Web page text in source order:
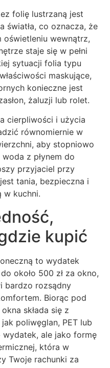
folię lustrzaną jest
światła, co oznacza, że
oświetleniu wewnątrz,
staje się w pełni
sytuacji folia typu
maskujące,
konieczne jest
żaluzji lub rolet.
cierpliwości i użycia
równomiernie w
aby stopniowo
woda z płynem do
przyjaciel przy
tania, bezpieczna i
w kuchni.
kupić
to wydatek
około 500 zł za okno,
bardzo rozsądny
Biorąc pod
składa się z
poliwęglan, PET lub
ale jako formę
która w
Twoje rachunki za